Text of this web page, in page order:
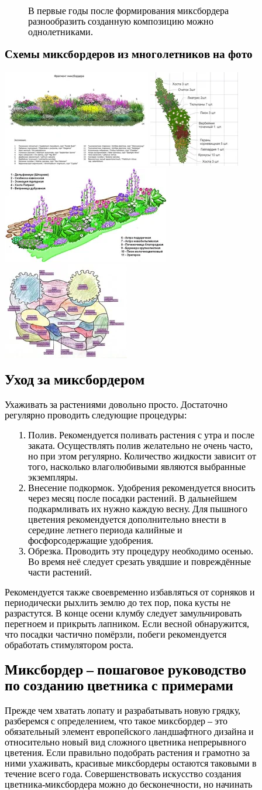
В первые годы после формирования миксбордера
разнообразить созданную композицию можно
однолетниками.
Схемы миксбордеров из многолетников на фото
Уход за миксбордером
Ухаживать за растениями довольно просто. Достаточно
регулярно проводить следующие процедуры:
Полив. Рекомендуется поливать растения с утра и после
заката. Осуществлять полив желательно не очень часто,
но при этом регулярно. Количество жидкости зависит от
того, насколько влаголюбивыми являются выбранные
экземпляры.
Внесение подкормок. Удобрения рекомендуется вносить
через месяц после посадки растений. В дальнейшем
подкармливать их нужно каждую весну. Для пышного
цветения рекомендуется дополнительно внести в
середине летнего периода калийные и
фосфорсодержащие удобрения.
Обрезка. Проводить эту процедуру необходимо осенью.
Во время неё следует срезать увядшие и повреждённые
части растений.
Рекомендуется также своевременно избавляться от сорняков и
периодически рыхлить землю до тех пор, пока кусты не
разрастутся. В конце осени клумбу следует замульчировать
перегноем и прикрыть лапником. Если весной обнаружится,
что посадки частично помёрзли, побеги рекомендуется
обработать стимулятором роста.
Миксбордер – пошаговое руководство
по созданию цветника с примерами
Прежде чем хватать лопату и разрабатывать новую грядку,
разберемся с определением, что такое миксбордер – это
обязательный элемент европейского ландшафтного дизайна и
относительно новый вид сложного цветника непрерывного
цветения. Если правильно подобрать растения и грамотно за
ними ухаживать, красивые миксбордеры остаются таковыми в
течение всего года. Совершенствовать искусство создания
цветника-миксбордера можно до бесконечности, но начинать